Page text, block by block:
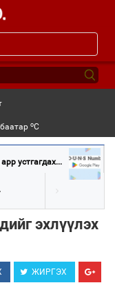
oC
устгагдах...
эхлүүлэх
ЖИРГЭХ